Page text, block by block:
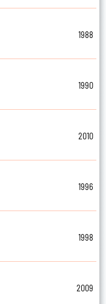
1988
1990
2010
1996
1998
2009